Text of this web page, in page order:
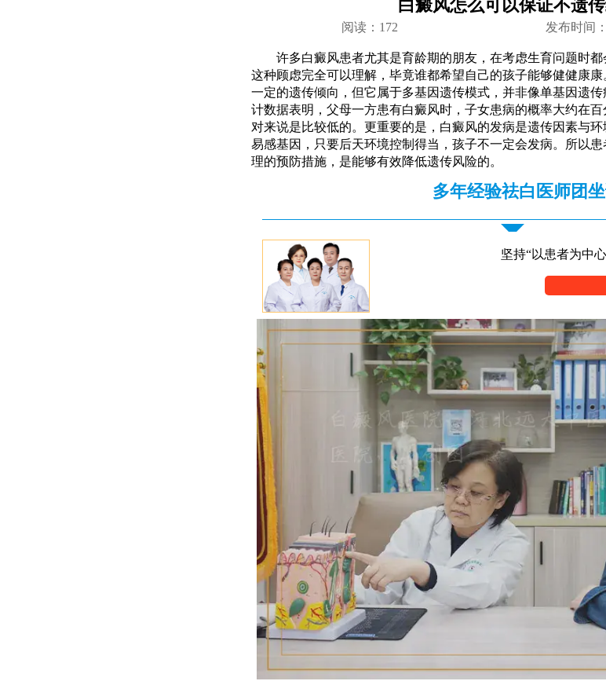
白癜风怎么可以保证不遗
阅读： 172 发布时间
许多白癜风患者尤其是育龄期的朋友，在考虑生育问题时都
这种顾虑完全可以理解，毕竟谁都希望自己的孩子能够健健康
一定的遗传倾向，但它属于多基因遗传模式，并非像单基因遗
计数据表明，父母一方患有白癜风时，子女患病的概率大约在
对来说是比较低的。更重要的是，白癜风的发病是遗传因素与
易感基因，只要后天环境控制得当，孩子不一定会发病。所以
理的预防措施，是能够有效降低遗传风险的。
多年经验祛白医师团
坚持“以患者为中